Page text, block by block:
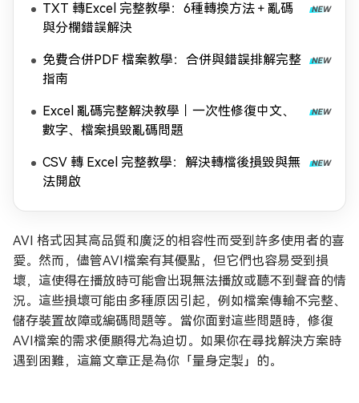
TXT 轉Excel 完整教學：6種轉換方法＋亂碼
與分欄錯誤解決
免費合併PDF 檔案教學：合併與錯誤排解完整
指南
Excel 亂碼完整解決教學｜一次性修復中文、
數字、檔案損毀亂碼問題
CSV 轉 Excel 完整教學：解決轉檔後損毀與無
法開啟
AVI 格式因其高品質和廣泛的相容性而受到許多使用者的喜
愛。然而，儘管AVI檔案有其優點，但它們也容易受到損
壞，這使得在播放時可能會出現無法播放或聽不到聲音的情
況。這些損壞可能由多種原因引起，例如檔案傳輸不完整、
儲存裝置故障或編碼問題等。當你面對這些問題時，修復
AVI檔案的需求便顯得尤為迫切。如果你在尋找解決方案時
遇到困難，這篇文章正是為你「量身定製」的。